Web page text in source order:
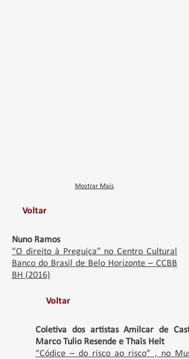
Mostrar Mais
Voltar
Nuno Ramos
“O direito à Preguiça” no Centro Cultural
Banco do Brasil de Belo Horizonte – CCBB
BH (2016)
Voltar
Coletiva dos artistas Amilcar de
Marco Tulio Resende e Thaïs Helt
“Códice – do risco ao risco” , no